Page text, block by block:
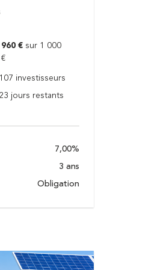
960 € sur 1 000
107 investisseurs
23 jours restants
7,00%
3 ans
Obligation